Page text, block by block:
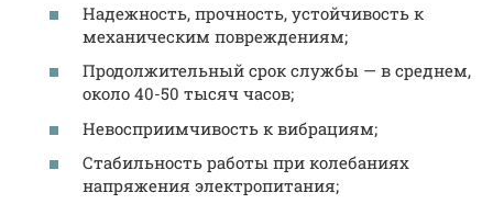
Надежность, прочность, устойчивость к
механическим повреждениям;
Продолжительный срок службы — в среднем,
около 40-50 тысяч часов;
Невосприимчивость к вибрациям;
Стабильность работы при колебаниях
напряжения электропитания;